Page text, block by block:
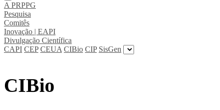
A PRPPG
Pesquisa
Comitês
Inovação | EAPI
Divulgação Científica
CAPI CEP CEUA CIBio CIP SisGen
CIBio